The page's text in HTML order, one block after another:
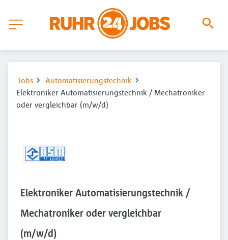
Jobs
Automatisierungstechnik
Elektroniker Automatisierungstechnik / Mechatroniker
oder vergleichbar (m/w/d)
Elektroniker Automatisierungstechnik /
Mechatroniker oder vergleichbar
(m/w/d)